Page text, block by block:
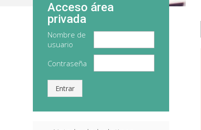
Acceso área
privada
Nombre de
usuario
Contraseña
Entrar